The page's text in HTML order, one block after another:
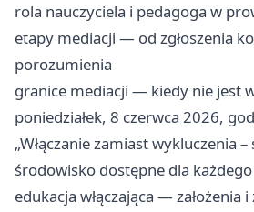
rola nauczyciela i pedagoga w
etapy mediacji — od zgłoszenia
porozumienia
granice mediacji — kiedy nie jest
poniedziałek, 8 czerwca 2026,
„Włączanie zamiast wykluczenia –
środowisko dostępne dla każdego
edukacja włączająca — założenia